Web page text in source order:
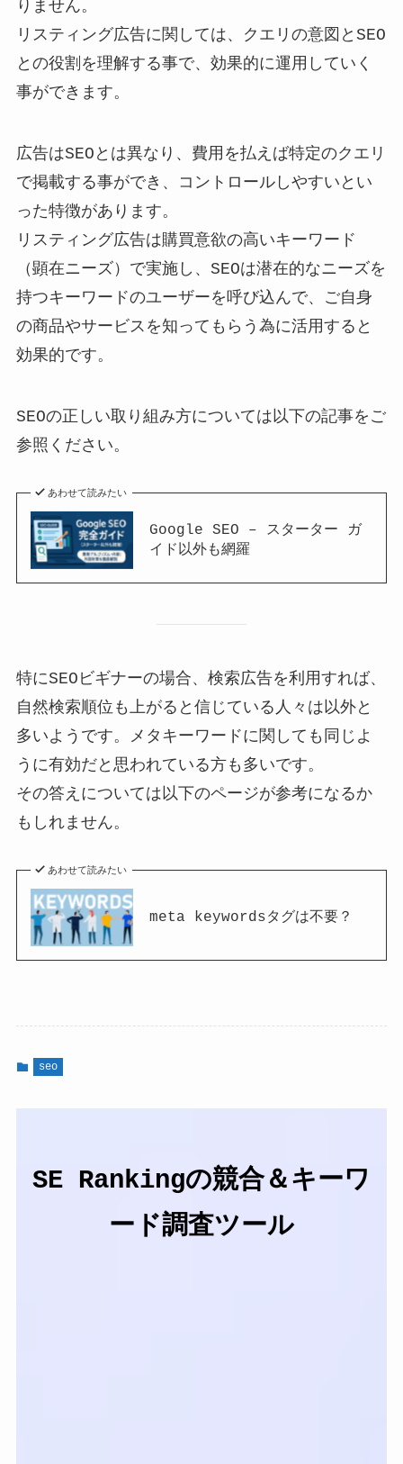
りません。
リスティング広告に関しては、クエリの意図とSEO
との役割を理解する事で、効果的に運用していく
事ができます。
広告はSEOとは異なり、費用を払えば特定のクエリ
で掲載する事ができ、コントロールしやすいとい
った特徴があります。
リスティング広告は購買意欲の高いキーワード
（顕在ニーズ）で実施し、SEOは潜在的なニーズを
持つキーワードのユーザーを呼び込んで、ご自身
の商品やサービスを知ってもらう為に活用すると
効果的です。
SEOの正しい取り組み方については以下の記事をご
参照ください。
あわせて読みたい
Google SEO – スターター ガ
イド以外も網羅
特にSEOビギナーの場合、検索広告を利用すれば、
自然検索順位も上がると信じている人々は以外と
多いようです。メタキーワードに関しても同じよ
うに有効だと思われている方も多いです。
その答えについては以下のページが参考になるか
もしれません。
あわせて読みたい
meta keywordsタグは不要？
seo
SE Rankingの競合＆キーワ
ード調査ツール